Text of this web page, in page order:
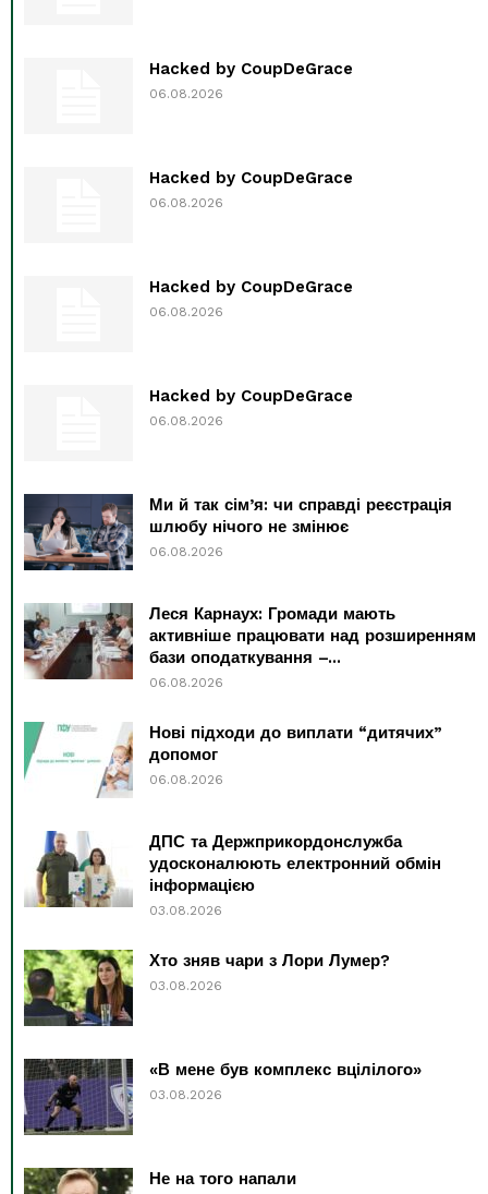
Hacked by CoupDeGrace
06.08.2026
Hacked by CoupDeGrace
06.08.2026
Hacked by CoupDeGrace
06.08.2026
Hacked by CoupDeGrace
06.08.2026
Ми й так сім’я: чи справді реєстрація
шлюбу нічого не змінює
06.08.2026
Леся Карнаух: Громади мають
активніше працювати над розширенням
бази оподаткування –...
06.08.2026
Нові підходи до виплати “дитячих”
допомог
06.08.2026
ДПС та Держприкордонслужба
удосконалюють електронний обмін
інформацією
03.08.2026
Хто зняв чари з Лори Лумер?
03.08.2026
«В мене був комплекс вцілілого»
03.08.2026
Не на того напали